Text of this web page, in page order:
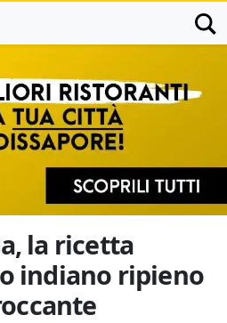
la ricetta
indiano ripieno